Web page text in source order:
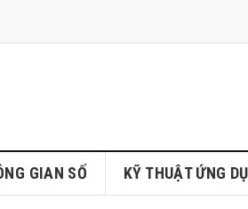
GIAN SỐ KỸ THUẬT ỨNG